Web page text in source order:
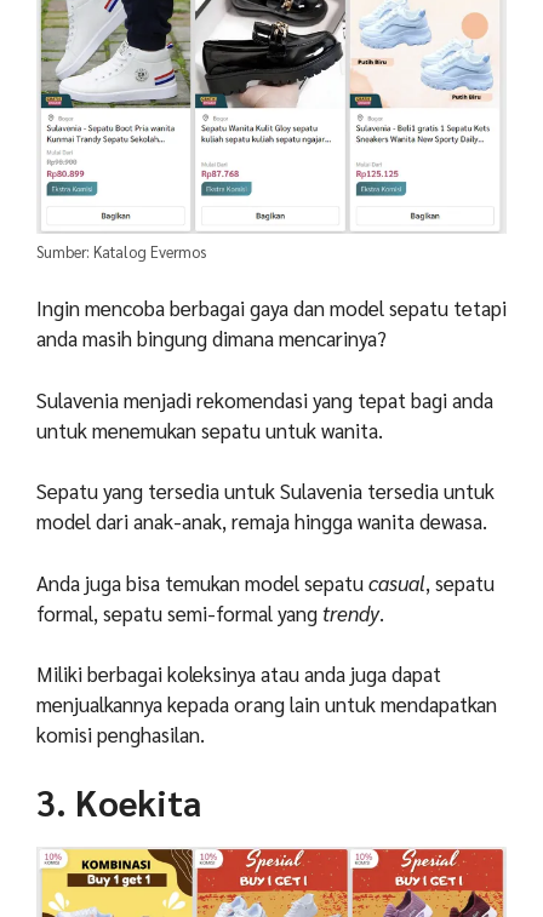
Sumber: Katalog Evermos
Ingin mencoba berbagai gaya dan model sepatu tetapi
anda masih bingung dimana mencarinya?
Sulavenia menjadi rekomendasi yang tepat bagi anda
untuk menemukan sepatu untuk wanita.
Sepatu yang tersedia untuk Sulavenia tersedia untuk
model dari anak-anak, remaja hingga wanita dewasa.
Anda juga bisa temukan model sepatucasual, sepatu
formal, sepatu semi-formal yangtrendy.
Miliki berbagai koleksinya atau anda juga dapat
menjualkannya kepada orang lain untuk mendapatkan
komisi penghasilan.
3. Koekita